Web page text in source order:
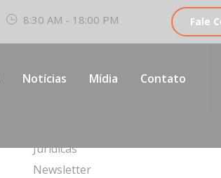
8:30 AM - 18:00 PM Fale
Notícias Mídia Contato
CATEGORIAS
Jurídicas
Newsletter